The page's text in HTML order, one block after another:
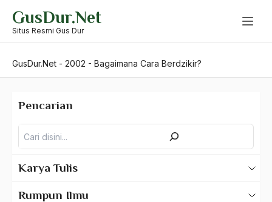
content
GusDur.Net
Situs Resmi Gus Dur
GusDur.Net - 2002 - Bagaimana Cara Berdzikir?
Pencarian
Karya Tulis
Rumpun Ilmu